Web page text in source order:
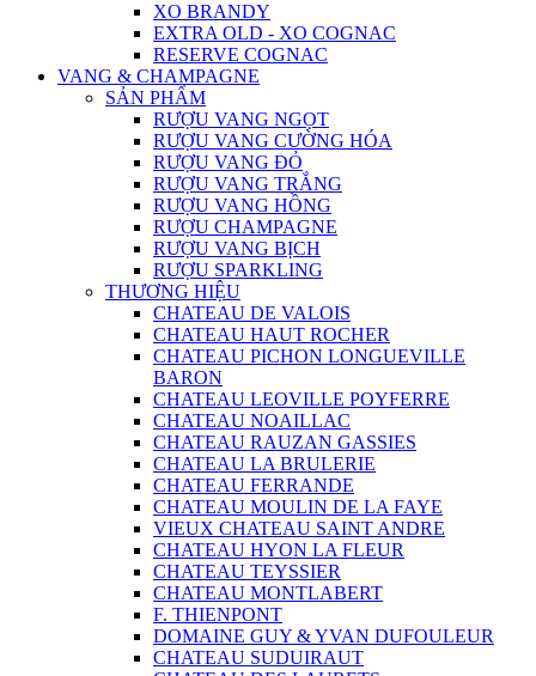
XO BRANDY
EXTRA OLD - XO COGNAC
RESERVE COGNAC
VANG & CHAMPAGNE
SẢN PHẨM
RƯỢU VANG NGỌT
RƯỢU VANG CƯỜNG HÓA
RƯỢU VANG ĐỎ
RƯỢU VANG TRẮNG
RƯỢU VANG HỒNG
RƯỢU CHAMPAGNE
RƯỢU VANG BỊCH
RƯỢU SPARKLING
THƯƠNG HIỆU
CHATEAU DE VALOIS
CHATEAU HAUT ROCHER
CHATEAU PICHON LONGUEVILLE
BARON
CHATEAU LEOVILLE POYFERRE
CHATEAU NOAILLAC
CHATEAU RAUZAN GASSIES
CHATEAU LA BRULERIE
CHATEAU FERRANDE
CHATEAU MOULIN DE LA FAYE
VIEUX CHATEAU SAINT ANDRE
CHATEAU HYON LA FLEUR
CHATEAU TEYSSIER
CHATEAU MONTLABERT
F. THIENPONT
DOMAINE GUY & YVAN DUFOULEUR
CHATEAU SUDUIRAUT